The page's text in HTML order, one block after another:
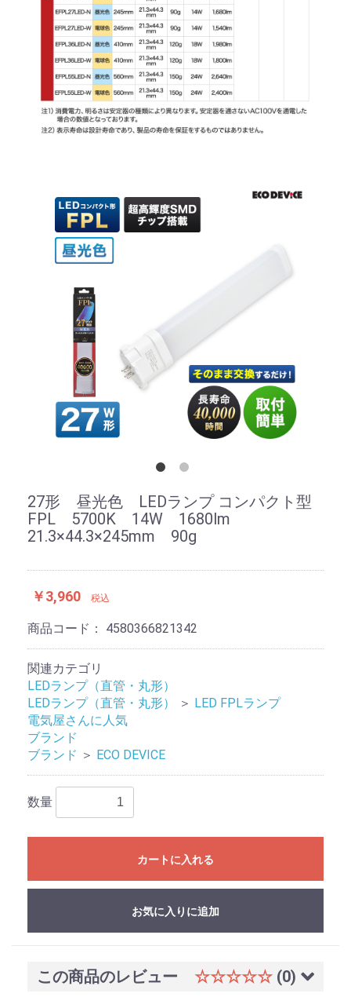
27形 昼光色 LEDランプ コンパクト型
FPL 5700K 14W 1680lm
21.3×44.3×245mm 90g
￥3,960 税込
商品コード： 4580366821342
関連カテゴリ
LEDランプ（直管・丸形）
LEDランプ（直管・丸形）
＞ LED FPLランプ
電気屋さんに人気
ブランド
ブランド ＞ ECO DEVICE
数量
カートに入れる
お買い物を続ける
カートへ進む
お気に入りに追加
この商品のレビュー ☆☆☆☆☆ (0)